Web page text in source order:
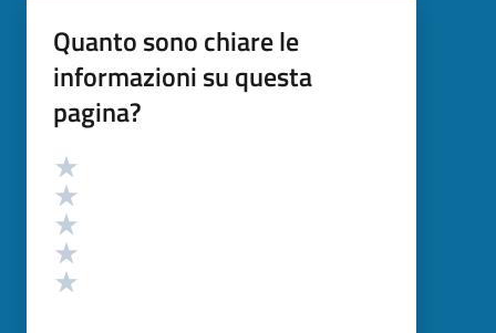
Quanto sono chiare le
informazioni su questa
pagina?
Valutazione